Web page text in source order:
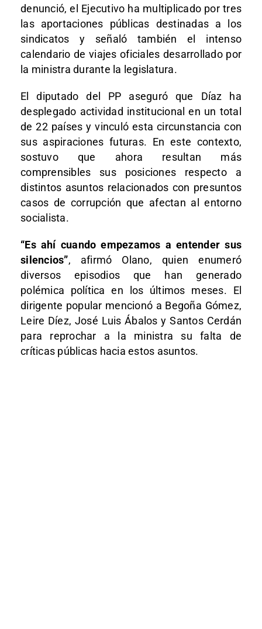
denunció, el Ejecutivo ha multiplicado por tres
las aportaciones públicas destinadas a los
sindicatos y señaló también el intenso
calendario de viajes oficiales desarrollado por
la ministra durante la legislatura.
El diputado del PP aseguró que Díaz ha
desplegado actividad institucional en un total
de 22 países y vinculó esta circunstancia con
sus aspiraciones futuras. En este contexto,
sostuvo que ahora resultan más
comprensibles sus posiciones respecto a
distintos asuntos relacionados con presuntos
casos de corrupción que afectan al entorno
socialista.
“Es ahí cuando empezamos a entender sus
silencios”, afirmó Olano, quien enumeró
diversos episodios que han generado
polémica política en los últimos meses. El
dirigente popular mencionó a Begoña Gómez,
Leire Díez, José Luis Ábalos y Santos Cerdán
para reprochar a la ministra su falta de
críticas públicas hacia estos asuntos.